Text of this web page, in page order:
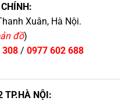
Xuân, Hà Nội.
đồ)
308/ 0977 602 688
TP.HÀ NỘI: